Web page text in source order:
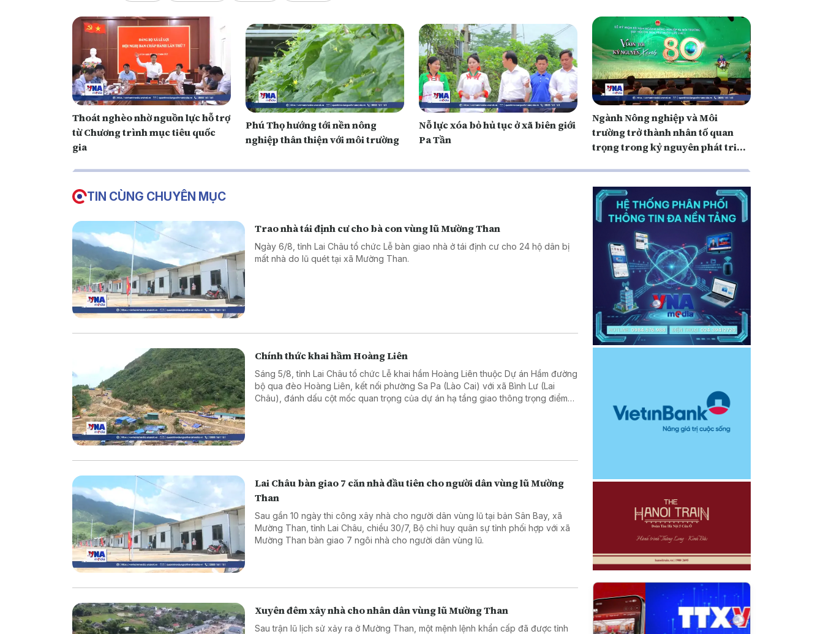
Thoát nghèo nhờ nguồn lực hỗ trợ
từ Chương trình mục tiêu quốc
gia
Phú Thọ hướng tới nền nông
nghiệp thân thiện với môi trường
Nỗ lực xóa bỏ hủ tục ở xã biên giới
Pa Tần
Ngành Nông nghiệp và Môi
trường trở thành nhân tố quan
trọng trong kỷ nguyên phát triển
TIN CÙNG CHUYÊN MỤC
Tr ao nhà tái định cư cho bà con vùng lũ Mường Than
Ngày 6/8, tỉnh Lai Châu tổ chức Lễ bàn giao nhà ở tái định cư cho 24 hộ dân bị
mất nhà do lũ quét tại xã Mường Than.
Chính thức khai hầm Hoàng Liên
Sáng 5/8, tỉnh Lai Châu tổ chức Lễ khai hầm Hoàng Liên thuộc Dự án Hầm đường
bộ qua đèo Hoàng Liên, kết nối phường Sa Pa (Lào Cai) với xã Bình Lư (Lai
Châu), đánh dấu cột mốc quan trọng của dự án hạ tầng giao thông trọng điểm
Lai Châu bàn giao 7 căn nhà đầu tiên cho người dân vùng lũ Mường
Than
Sau gần 10 ngày thi công xây nhà cho người dân vùng lũ tại bản Sân Bay, xã
Mường Than, tỉnh Lai Châu, chiều 30/7, Bộ chỉ huy quân sự tỉnh phối hợp với xã
Mường Than bàn giao 7 ngôi nhà cho người dân vùng lũ.
Xuyên đêm xây nhà cho nhân dân vùng lũ Mường Than
Sau trận lũ lịch sử xảy ra ở Mường Than, một mệnh lệnh khẩn cấp đã được tỉnh